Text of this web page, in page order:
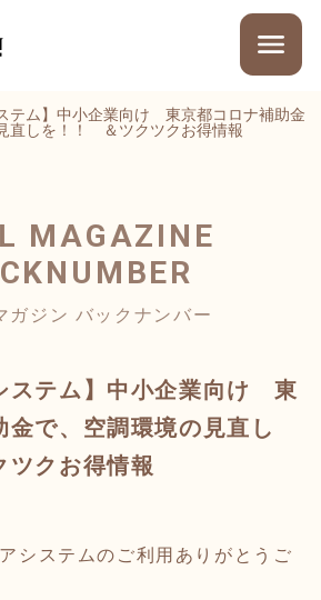
テム】中小企業向け 東京都コロナ補助金
直しを！！ ＆ツクツクお得情報
MAGAZINE
ガジン バックナンバー
ステム】中小企業向け 東
金で、空調環境の見直し
クお得情報
システムのご利用ありがとうご